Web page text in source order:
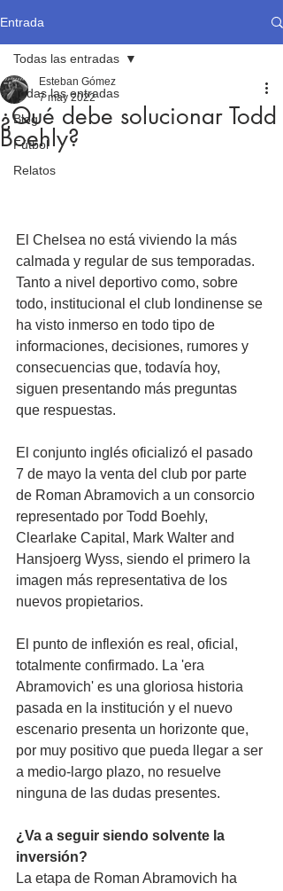
Entrada
Todas las entradas
Blog
Fútbol
Relatos
Todas las entradas
¿Qué debe solucionar Todd
Boehly?
Esteban Gómez
7 may 2022
El Chelsea no está viviendo la más
calmada y regular de sus temporadas.
Tanto a nivel deportivo como, sobre
todo, institucional el club londinense se
ha visto inmerso en todo tipo de
informaciones, decisiones, rumores y
consecuencias que, todavía hoy,
siguen presentando más preguntas
que respuestas.
El conjunto inglés oficializó el pasado
7 de mayo la venta del club por parte
de Roman Abramovich a un consorcio
representado por Todd Boehly,
Clearlake Capital, Mark Walter and
Hansjoerg Wyss, siendo el primero la
imagen más representativa de los
nuevos propietarios.
El punto de inflexión es real, oficial,
totalmente confirmado. La 'era
Abramovich' es una gloriosa historia
pasada en la institución y el nuevo
escenario presenta un horizonte que,
por muy positivo que pueda llegar a ser
a medio-largo plazo, no resuelve
ninguna de las dudas presentes.
¿Va a seguir siendo solvente la
inversión?
La etapa de Roman Abramovich ha